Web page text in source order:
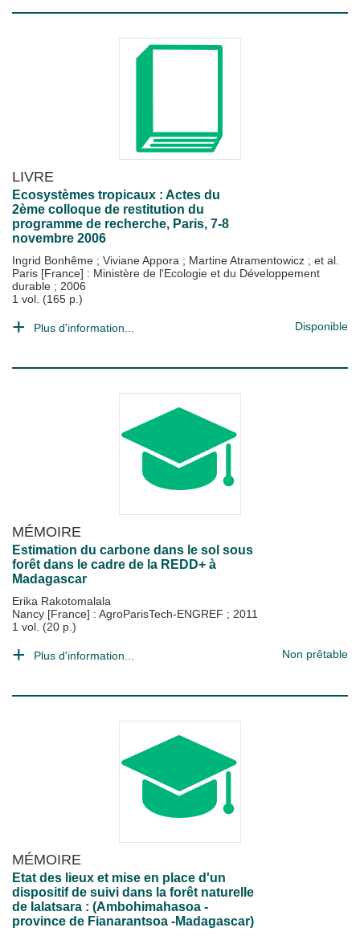
LIVRE
Ecosystèmes tropicaux : Actes du
2ème colloque de restitution du
programme de recherche, Paris, 7-8
novembre 2006
Ingrid Bonhême ; Viviane Appora ; Martine Atramentowicz ; et al.
Paris [France] : Ministère de l'Ecologie et du Développement
durable ; 2006
1 vol. (165 p.)
Plus d'information... Disponible
MÉMOIRE
Estimation du carbone dans le sol sous
forêt dans le cadre de la REDD+ à
Madagascar
Erika Rakotomalala
Nancy [France] : AgroParisTech-ENGREF ; 2011
1 vol. (20 p.)
Plus d'information... Non prêtable
MÉMOIRE
Etat des lieux et mise en place d'un
dispositif de suivi dans la forêt naturelle
de Ialatsara : (Ambohimahasoa -
province de Fianarantsoa -Madagascar)